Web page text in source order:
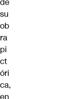
de
su
ob
ra
pi
ct
óri
ca,